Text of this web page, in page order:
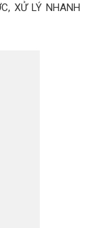
XỬ LÝ NHANH